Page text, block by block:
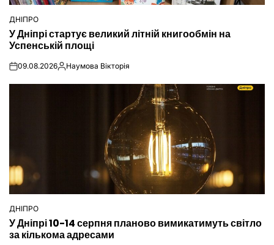
ОПУБЛІКУВАТИ
У
ДНІПРО
У Дніпрі стартує великий літній книгообмін на
Успенській площі
on09.08.2026Опубліковано
Наумова Вікторія
ОПУБЛІКУВАТИ
У
ДНІПРО
У Дніпрі 10-14 серпня планово вимикатимуть світло
за кількома адресами